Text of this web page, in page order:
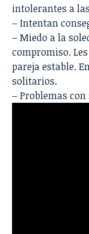
intolerantes a
– Intentan
– Miedo a la
compromiso.
pareja estable.
solitarios.
– Problemas